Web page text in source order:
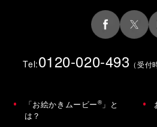
Tel:0120-020-493 （受
「お絵かきムービー® 」と
は？